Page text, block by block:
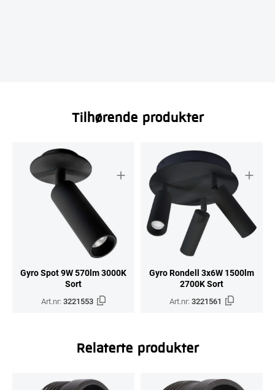
Tilhørende produkter
Gyro Spot 9W 570lm 3000K
Sort
Art.nr:3221553
Gyro Rondell 3x6W 1500lm
2700K Sort
Art.nr:3221561
Relaterte produkter